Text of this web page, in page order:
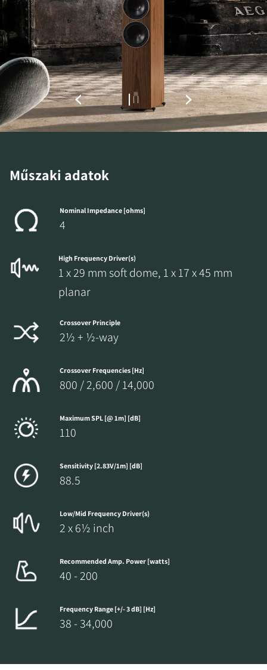
Műszaki adatok
Nominal Impedance [ohms]
4
High Frequency Driver(s)
1 x 29 mm soft dome, 1 x 17 x 45 mm
planar
Crossover Principle
2½ + ½-way
Crossover Frequencies [Hz]
800 / 2,600 / 14,000
Maximum SPL [@ 1m] [dB]
110
Sensitivity [2.83V/1m] [dB]
88.5
Low/Mid Frequency Driver(s)
2 x 6½ inch
Recommended Amp. Power [watts]
40 - 200
Frequency Range [+/- 3 dB] [Hz]
38 - 34,000
REGISZTRÁLJON A
LETÖLTÉSHEZ
Töltse ki az űrlapot, hogy azonnal
hozzáférhessen a webhelyen található összes
zárolt letöltési fájlhoz.